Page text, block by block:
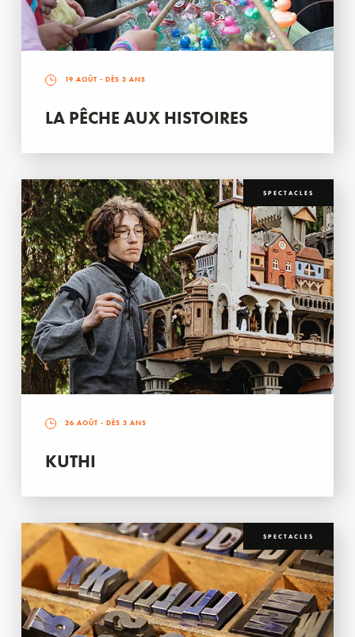
19 AOÛT - DÈS 3 ANS
LA PÊCHE AUX HISTOIRES
SPECTACLES
26 AOÛT - DÈS 3 ANS
KUTHI
SPECTACLES